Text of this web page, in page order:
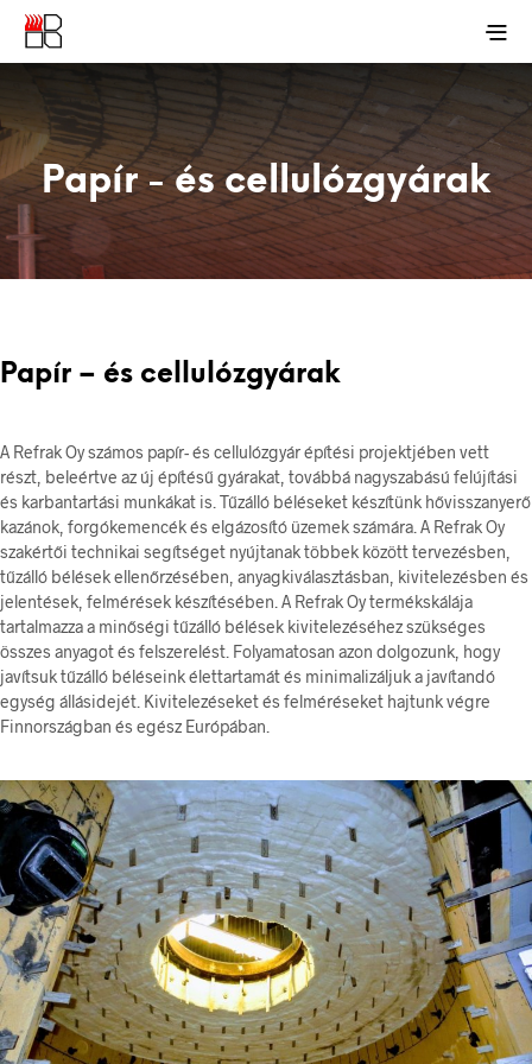
Papír - és cellulózgyárak
Papír – és cellulózgyárak
A Refrak Oy számos papír- és cellulózgyár építési projektjében vett
részt, beleértve az új építésű gyárakat, továbbá nagyszabású felújítási
és karbantartási munkákat is. Tűzálló béléseket készítünk hővisszanyerő
kazánok, forgókemencék és elgázosító üzemek számára. A Refrak Oy
szakértői technikai segítséget nyújtanak többek között tervezésben,
tűzálló bélések ellenőrzésében, anyagkiválasztásban, kivitelezésben és
jelentések, felmérések készítésében. A Refrak Oy termékskálája
tartalmazza a minőségi tűzálló bélések kivitelezéséhez szükséges
összes anyagot és felszerelést. Folyamatosan azon dolgozunk, hogy
javítsuk tűzálló béléseink élettartamát és minimalizáljuk a javítandó
egység állásidejét. Kivitelezéseket és felméréseket hajtunk végre
Finnországban és egész Európában.